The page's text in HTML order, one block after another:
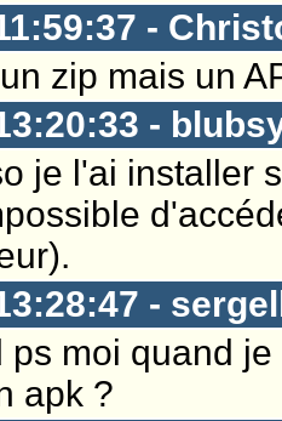
-
zip mais un
-
je l'ai installer
-
ps moi quand
apk ?